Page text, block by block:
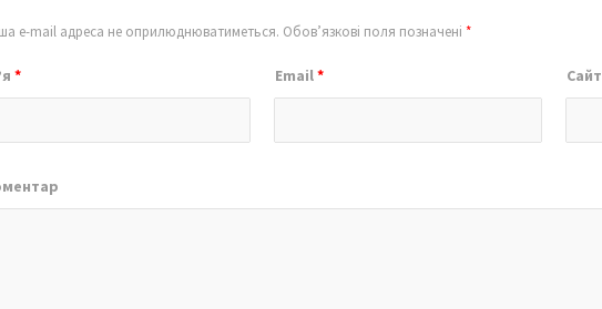
e-mail адреса не оприлюднюватиметься. Обов’язкові поля позначені*
* Email* Сайт